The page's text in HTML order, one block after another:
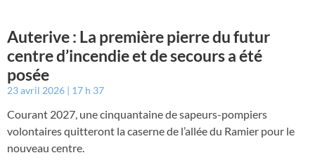
Auterive : La première pierre du futur
centre d’incendie et de secours a été
posée
23 avril 2026 17 h 37
Courant 2027, une cinquantaine de sapeurs-pompiers
volontaires quitteront la caserne de l’allée du Ramier pour le
nouveau centre.